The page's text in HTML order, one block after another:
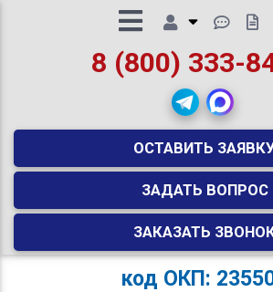
8 (800) 333-
ОСТАВИТЬ
ЗАДАТЬ ВОПРОС
ЗАКАЗАТЬ
код ОКП: